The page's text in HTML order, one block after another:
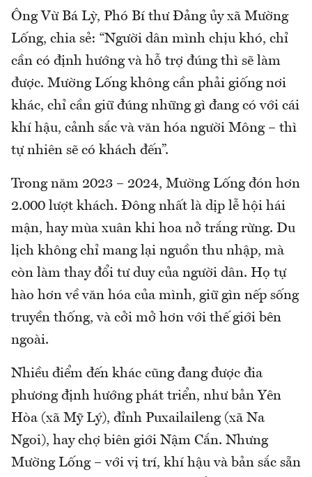
Ông Vừ Bá Lỳ, Phó Bí thư Đảng ủy xã Mường
Lống, chia sẻ: “Người dân mình chịu khó, chỉ
cần có định hướng và hỗ trợ đúng thì sẽ làm
được. Mường Lống không cần phải giống nơi
khác, chỉ cần giữ đúng những gì đang có với cái
khí hậu, cảnh sắc và văn hóa người Mông – thì
tự nhiên sẽ có khách đến”.
Trong năm 2023 – 2024, Mường Lống đón hơn
2.000 lượt khách. Đông nhất là dịp lễ hội hái
mận, hay mùa xuân khi hoa nở trắng rừng. Du
lịch không chỉ mang lại nguồn thu nhập, mà
còn làm thay đổi tư duy của người dân. Họ tự
hào hơn về văn hóa của mình, giữ gìn nếp sống
truyền thống, và cởi mở hơn với thế giới bên
ngoài.
Nhiều điểm đến khác cũng đang được đia
phương định hướng phát triển, như bản Yên
Hòa (xã Mỹ Lý), đỉnh Puxailaileng (xã Na
Ngoi), hay chợ biên giới Nậm Cắn. Nhưng
Mường Lống – với vị trí, khí hậu và bản sắc sẵn